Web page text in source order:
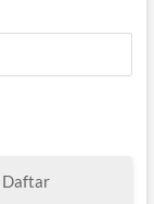
Daftar